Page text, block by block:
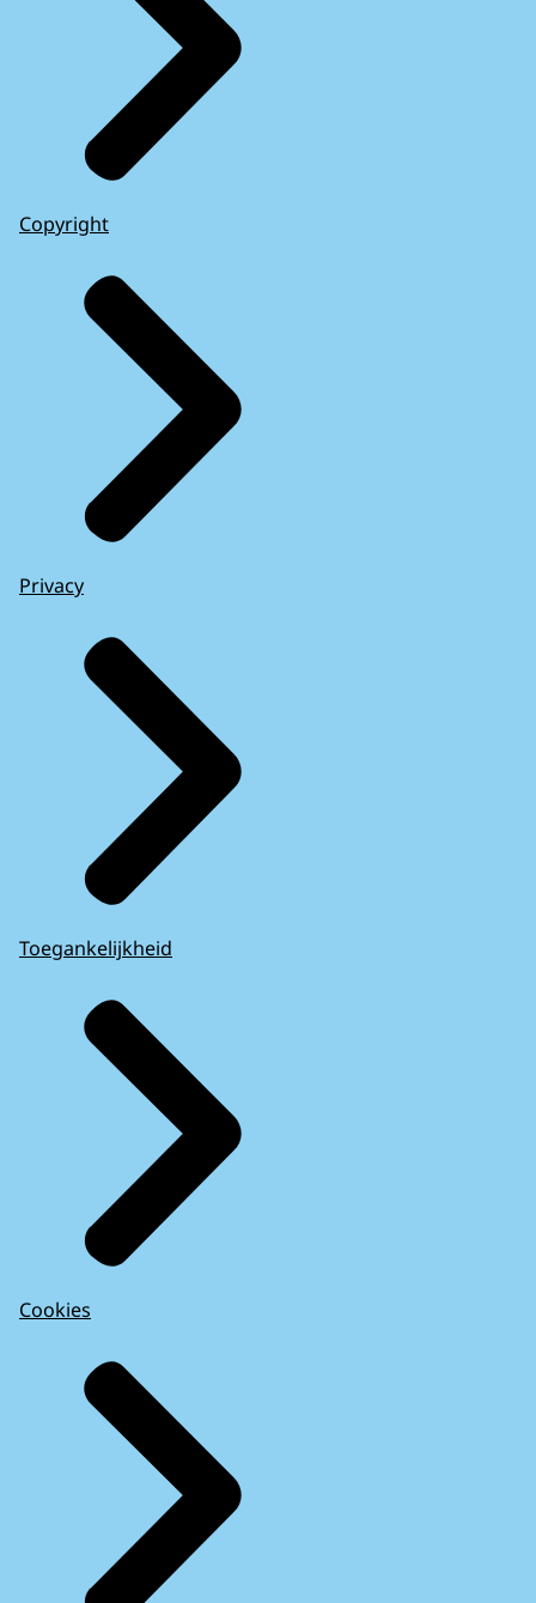
Copyright
Privacy
Toegankelijkheid
Cookies